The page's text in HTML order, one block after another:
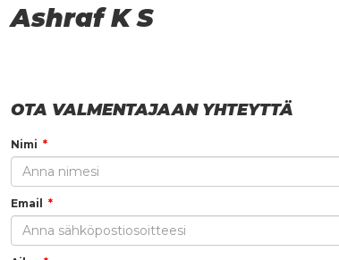
Ashraf K S
OTA VALMENTAJAAN YHTEYTTÄ
Nimi
Email